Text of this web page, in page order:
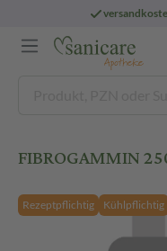
FIBROGAMMIN
Rezeptpflichtig Kühlpflichtig